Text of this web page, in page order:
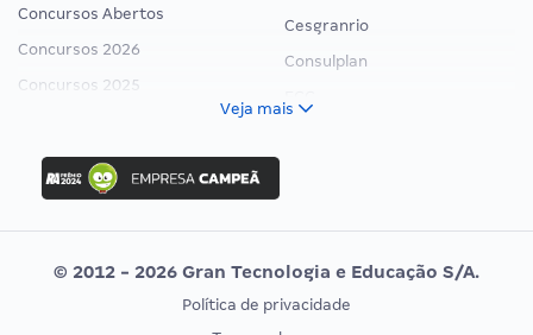
Concursos Abertos
Concursos 2026
Concursos 2025
Concurso Ibama
Concurso MPU
Editais publicados
Cesgranrio
Consulplan
Vunesp
CONCURSOS POR PROFISSÃO EXAME DE ORDEM
Veja mais
© 2012 - 2026 Gran Tecnologia e Educação S/A.
Política de privacidade